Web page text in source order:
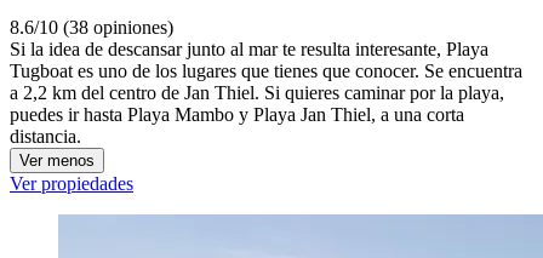
8.6/10 (38 opiniones)
Si la idea de descansar junto al mar te resulta interesante, Playa
Tugboat es uno de los lugares que tienes que conocer. Se encuentra
a 2,2 km del centro de Jan Thiel. Si quieres caminar por la playa,
puedes ir hasta Playa Mambo y Playa Jan Thiel, a una corta
distancia.
Ver menos
Ver propiedades